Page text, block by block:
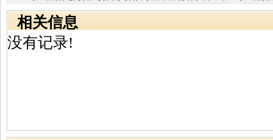
现
相关信息
没有记录!